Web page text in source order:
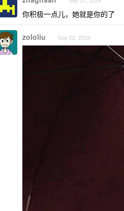
你积极一点儿，她就是你的了
zololiu Sep 22, 2024